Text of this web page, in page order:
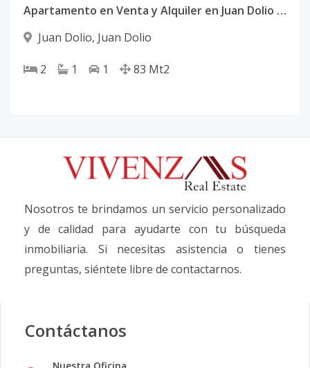
Apartamento en Venta y Alquiler en Juan Dolio | 2 Habitaciones | US$100,000
Juan Dolio, Juan Dolio
2 1 1 83 Mt2
Nosotros te brindamos un servicio personalizado
y de calidad para ayudarte con tu búsqueda
inmobiliaria. Si necesitas asistencia o tienes
preguntas, siéntete libre de contactarnos.
Contáctanos